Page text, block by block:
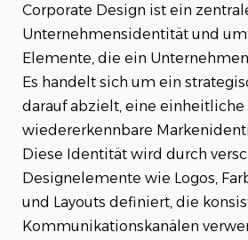
Fazit
Corporate Design ist ein
Unternehmensidentität und
Elemente, die ein
Es handelt sich um ein
darauf abzielt, eine einheitliche
wiedererkennbare
Diese Identität wird durch
Designelemente wie Logos,
und Layouts definiert, die
Kommunikationskanälen